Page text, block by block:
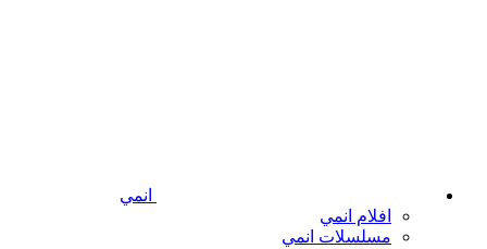
انمي
افلام انمي
مسلسلات انمي